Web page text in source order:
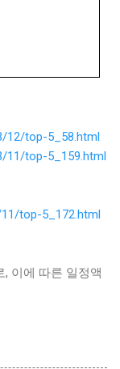
12/top-5_58.html
11/top-5_159.html
top-5_172.html
이에 따른 일정액